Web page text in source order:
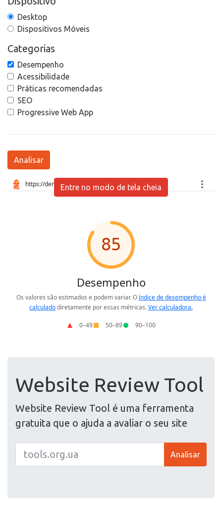
Desktop
Dispositivos Móveis
Categorias
Desempenho
Acessibilidade
Práticas recomendadas
SEO
Progressive Web App
Analisar
Entre no modo de tela cheia
Website Review Tool
Website Review Tool é uma ferramenta
gratuita que o ajuda a avaliar o seu site
Analisar